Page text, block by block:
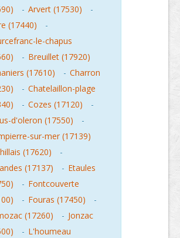
- Arvert (17530)
-
(17440)
-
le-chapus
- Breuillet (17920)
(17610) - Charron
- Chatelaillon-plage
- Cozes (17120)
-
d'oleron (17550)
-
sur-mer (17139)
(17620)
-
(17137)
- Etaules
- Fontcouverte
- Fouras (17450)
-
(17260)
- Jonzac
- L'houmeau